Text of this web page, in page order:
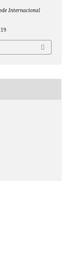
Internacional